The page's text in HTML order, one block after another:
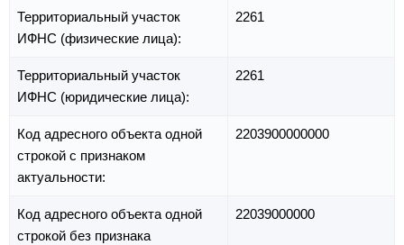
Территориальный участок
ИФНС (физические лица):
2261
Территориальный участок
ИФНС (юридические лица):
2261
Код адресного объекта одной
строкой с признаком
актуальности:
2203900000000
Код адресного объекта одной
строкой без признака
22039000000